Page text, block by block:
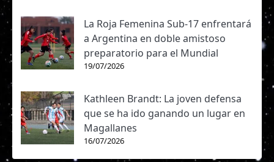
La Roja Femenina Sub-17 enfrentará
a Argentina en doble amistoso
preparatorio para el Mundial
19/07/2026
Kathleen Brandt: La joven defensa
que se ha ido ganando un lugar en
Magallanes
16/07/2026